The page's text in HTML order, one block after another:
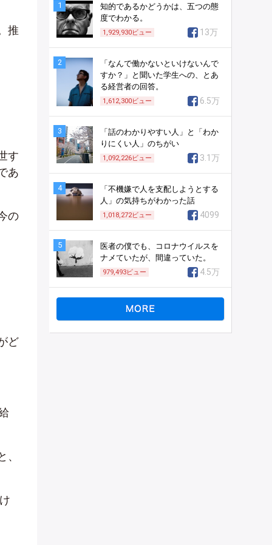
推
す
あ
の
ど
1
知的であるかどうかは、五つの態
度でわかる。
1,929,930ビュー 13万
2
「なんで働かないといけないんで
すか？」と聞いた学生への、とあ
る経営者の回答。
1,612,300ビュー 6.5万
3
「話のわかりやすい人」と「わか
りにくい人」のちがい
1,092,226ビュー 3.1万
4
「不機嫌で人を支配しようとする
人」の気持ちがわかった話
1,018,272ビュー 4099
5
医者の僕でも、コロナウイルスを
ナメていたが、間違っていた。
979,493ビュー 4.5万